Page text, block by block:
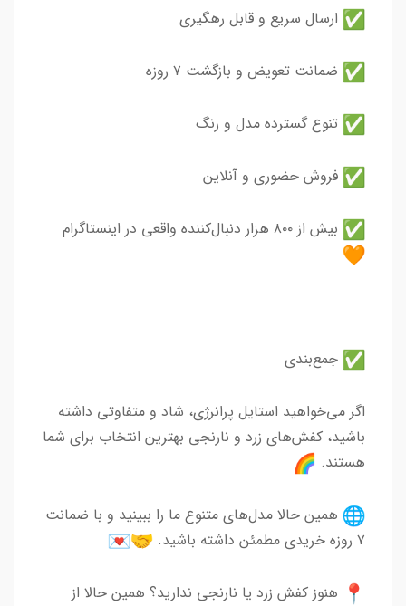
ارسال سریع و قابل رهگیری
ضمانت تعویض و بازگشت ۷ روزه
تنوع گسترده مدل و رنگ
فروش حضوری و آنلاین
بیش از ۸۰۰ هزار دنبال‌کننده واقعی در اینستاگرام
جمع‌بندی
اگر می‌خواهید استایل پرانرژی، شاد و متفاوتی داشته
باشید، کفش‌های زرد و نارنجی بهترین انتخاب برای شما
هستند.
همین حالا مدل‌های متنوع ما را ببینید و با ضمانت
۷ روزه خریدی مطمئن داشته باشید.
هنوز کفش زرد یا نارنجی ندارید؟ همین حالا از